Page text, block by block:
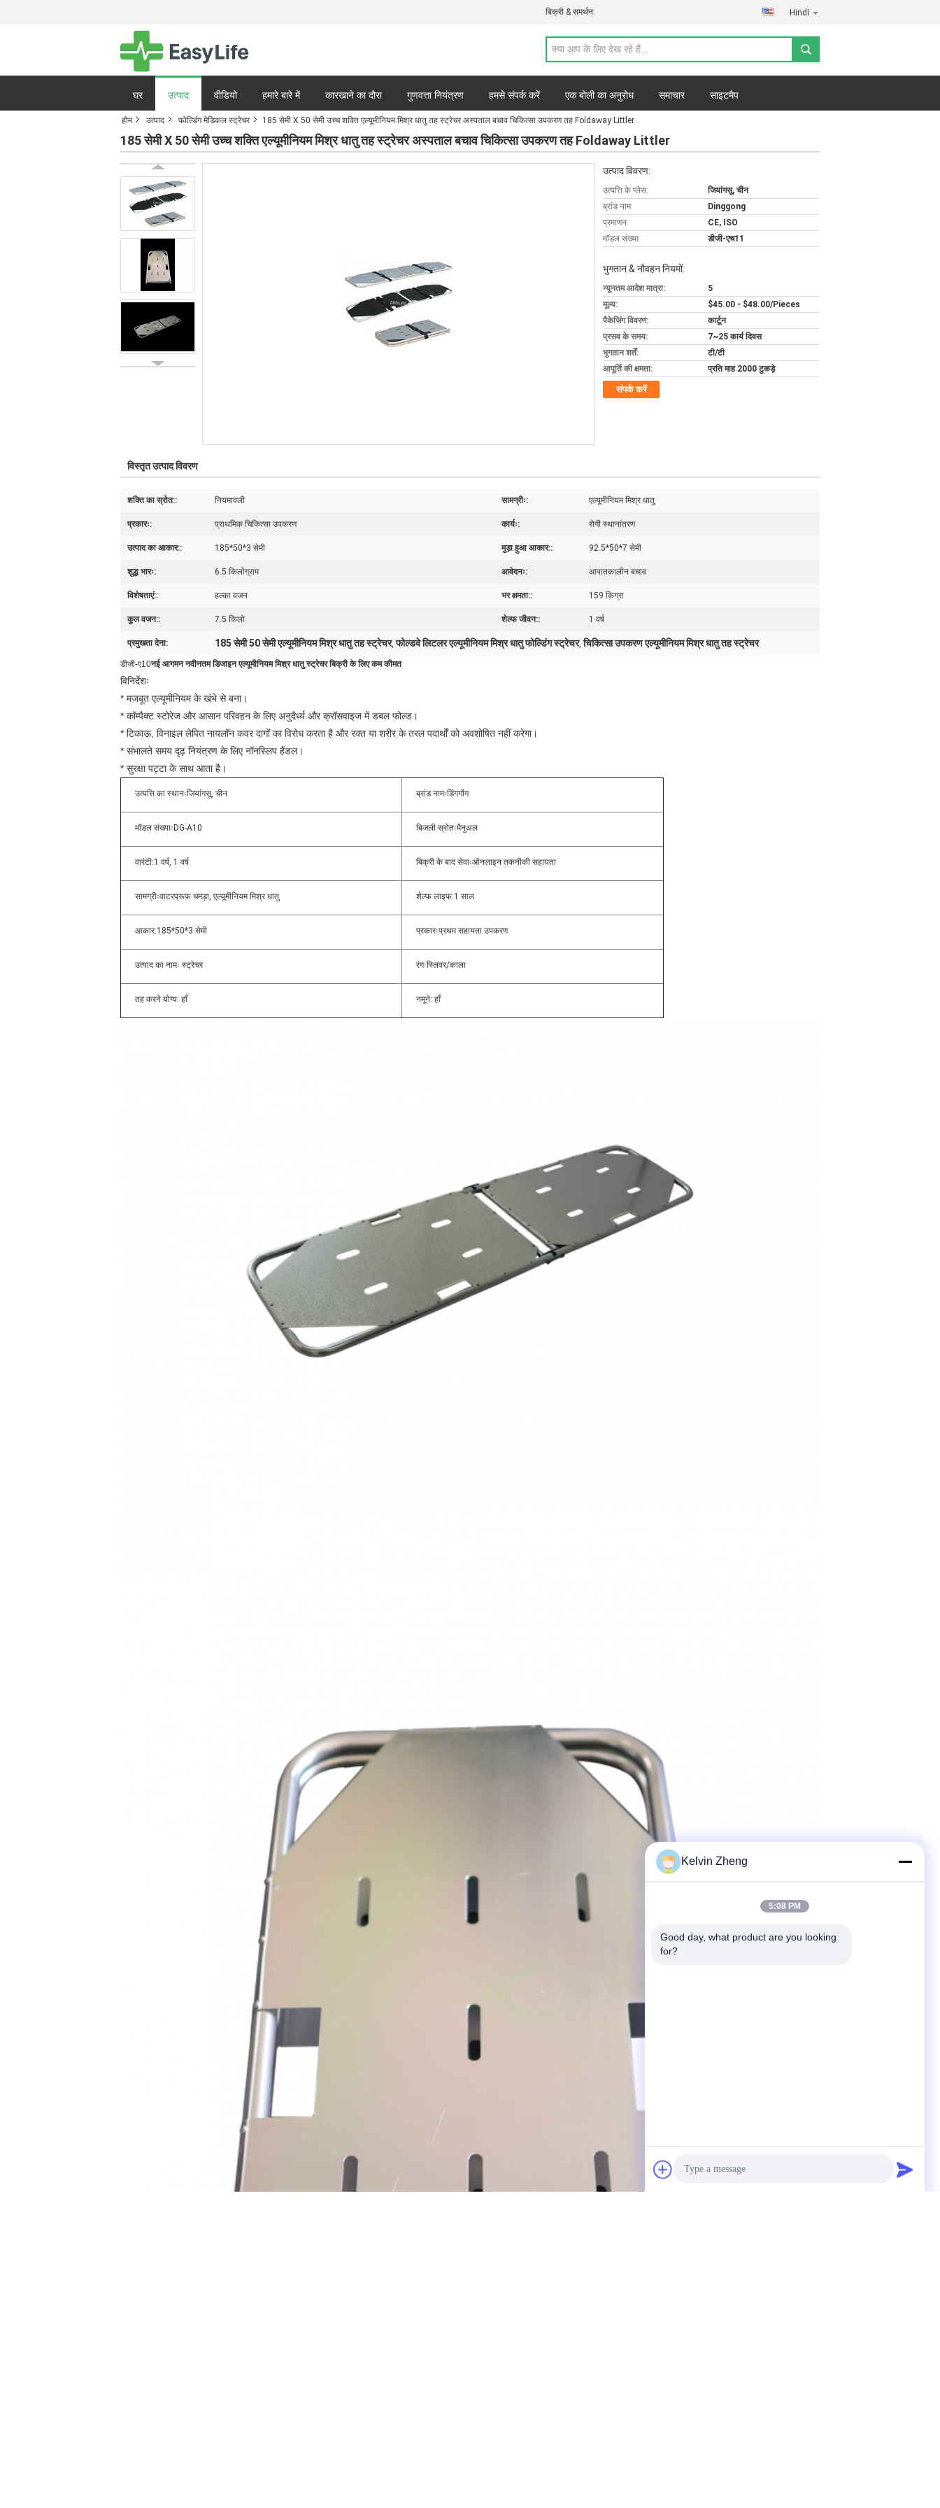
बिक्री & समर्थन: Hindi
घर उत्पाद वीडियो हमारे बारे में कारखाने का दौरा गुणवत्ता नियंत्रण हमसे संपर्क करें एक बोली का अनुरोध समाचार साइटमैप
गोपनीयता नीति मामले
होम उत्पाद फोल्डिंग मेडिकल स्ट्रेचर 185 सेमी X 50 सेमी उच्च शक्ति एल्यूमीनियम मिश्र धातु तह स्ट्रेचर अस्पताल बचाव चिकित्सा उपकरण तह Foldaway Littler
185 सेमी X 50 सेमी उच्च शक्ति एल्यूमीनियम मिश्र धातु तह स्ट्रेचर अस्पताल बचाव चिकित्सा उपकरण तह Foldaway Littler
उत्पाद विवरण:
उत्पत्ति के प्लेस:
जियांगसू, चीन
ब्रांड नाम:
Dinggong
प्रमाणन:
CE, ISO
मॉडल संख्या:
डीजी-एच11
भुगतान & नौवहन नियमों:
न्यूनतम आदेश मात्रा:
5
मूल्य:
$45.00 - $48.00/Pieces
पैकेजिंग विवरण:
कार्टून
प्रसव के समय:
7~25 कार्य दिवस
भुगतान शर्तें:
टी/टी
आपूर्ति की क्षमता:
प्रति माह 2000 टुकड़े
संपर्क करें
विस्तृत उत्पाद विवरण
शक्ति का स्रोत:: नियमावली सामग्रीः: एल्यूमीनियम मिश्र धातु
प्रकारः: प्राथमिक चिकित्सा उपकरण कार्यः: रोगी स्थानांतरण
उत्पाद का आकार:: 185*50*3 सेमी मुड़ा हुआ आकार:: 92.5*50*7 सेमी
शुद्ध भारः: 6.5 किलोग्राम आवेदनः: आपातकालीन बचाव
विशेषताएं:: हल्का वजन भर क्षमता:: 159 किग्रा
कुल वजन:: 7.5 किलो शेल्फ जीवन:: 1 वर्ष
प्रमुखता देना: 185 सेमी 50 सेमी एल्यूमीनियम मिश्र धातु तह स्ट्रेचर,फोल्डवे लिटलर एल्यूमीनियम मिश्र धातु फोल्डिंग स्ट्रेचर,चिकित्सा उपकरण एल्यूमीनियम मिश्र धातु तह स्ट्रेचर
डीजी-ए10नई आगमन नवीनतम डिजाइन एल्यूमीनियम मिश्र धातु स्ट्रेचर बिक्री के लिए कम कीमत
विनिर्देशः
* मजबूत एल्यूमीनियम के खंभे से बना।
* कॉम्पैक्ट स्टोरेज और आसान परिवहन के लिए अनुदैर्ध्य और क्रॉसवाइज में डबल फोल्ड।
* टिकाऊ, विनाइल लेपित नायलॉन कवर दागों का विरोध करता है और रक्त या शरीर के तरल पदार्थों को अवशोषित नहीं करेगा।
* संभालते समय दृढ़ नियंत्रण के लिए नॉनस्लिप हैंडल।
* सुरक्षा पट्टा के साथ आता है।
उत्पत्ति का स्थानःजियांगसू, चीन ब्रांड नामःडिंगगोंग
मॉडल संख्याःDG-A10 बिजली स्रोतःमैनुअल
वारंटी:1 वर्ष, 1 वर्ष बिक्री के बाद सेवाःऑनलाइन तकनीकी सहायता
सामग्रीःवाटरप्रूफ चमड़ा, एल्यूमीनियम मिश्र धातु शेल्फ लाइफ:1 साल
आकार:185*50*3 सेमी प्रकारःप्रथम सहायता उपकरण
उत्पाद का नामः स्ट्रेचर रंगःस्लिवर/काला
तह करने योग्य: हाँ नमूने: हाँ
Kelvin Zheng
5:08 PM
Good day, what product are you looking
for?